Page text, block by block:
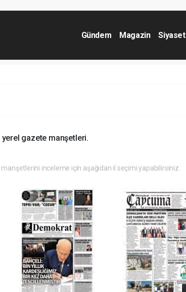
Gündem Magazin Siyaset
gazete manşetleri.
inceleme için aşağıdan il seçimi yapabilirsiniz.